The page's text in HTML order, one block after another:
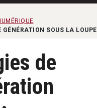
GÉNÉRATION SOUS LA
de